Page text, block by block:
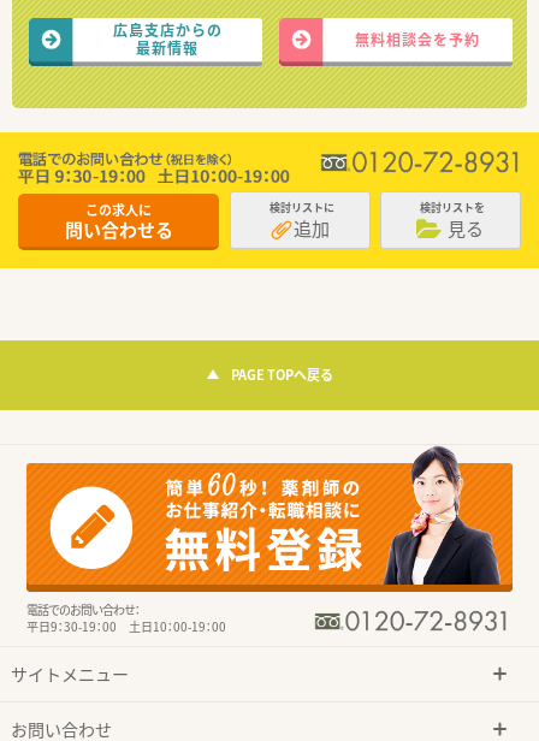
広島支店からの
最新情報
無料相談会を予約
この求人に
問い合わせる
検討リストに
追加
検討リストを
見る
PAGE TOPへ戻る
電話でのお問い合わせ：
平日9：30-19：00 土日10：00-19：00
サイトメニュー
お問い合わせ